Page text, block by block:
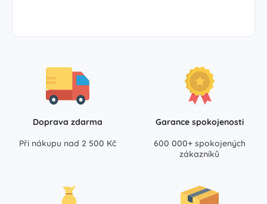
Doprava zdarma
Při nákupu nad 2 500 Kč
Garance spokojenosti
600 000+ spokojených
zákazníků